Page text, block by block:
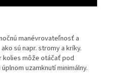
manévrovateľnosť a
sú napr. stromy a kríky.
kolies môže otáčať pod
uzamknutí minimálny.